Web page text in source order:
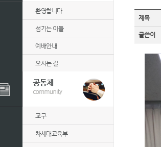
환영합니다
섬기는 이들
예배안내
오시는 길
교구
차세대교육부
제목
글쓴이